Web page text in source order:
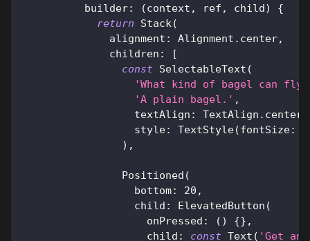
          builder
: (context , ref , child)
{
return
Stack(
              alignment
: Alignment . center,
              children
:
[
const SelectableText (
'What kind of bagel can
'A plain bagel.' ,
                  textAlign
: TextAlign . center
                  style
: TextStyle(fontSize:
) ,
Positioned (
                  bottom
: 20 ,
                  child
: ElevatedButton (
                    onPressed
: ( ) {} ,
                    child
: const Text ( 'Get